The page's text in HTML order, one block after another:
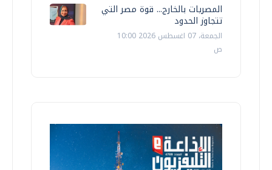
المصريات بالخارج... قوة مصر التي
تتجاوز الحدود
الجمعة، 07 اغسطس 2026 10:00
ص